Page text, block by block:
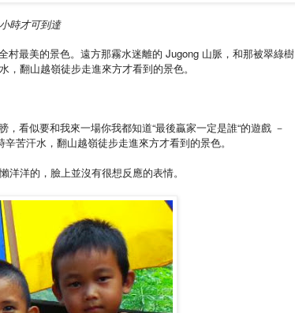
小時才可到達
村最美的景色。遠方那霧水迷離的 Jugong 山脈，和那被翠綠樹
翻山越嶺徒步走進來方才看到的景色。
，看似要和我來一場你我都知道“最後贏家一定是誰“的遊戲 －
苦汗水，翻山越嶺徒步走進來方才看到的景色。
洋的，臉上並沒有很想反應的表情。